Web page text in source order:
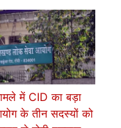
में CID का बड़ा
के तीन सदस्यों को